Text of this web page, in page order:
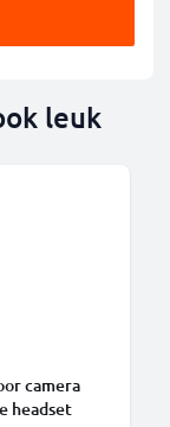
leuk
camera
headset